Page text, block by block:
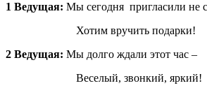
1 Ведущая: Мы сегодня пригласили не
Хотим вручить подарки!
2 Ведущая: Мы долго ждали этот час –
Веселый, звонкий, яркий!